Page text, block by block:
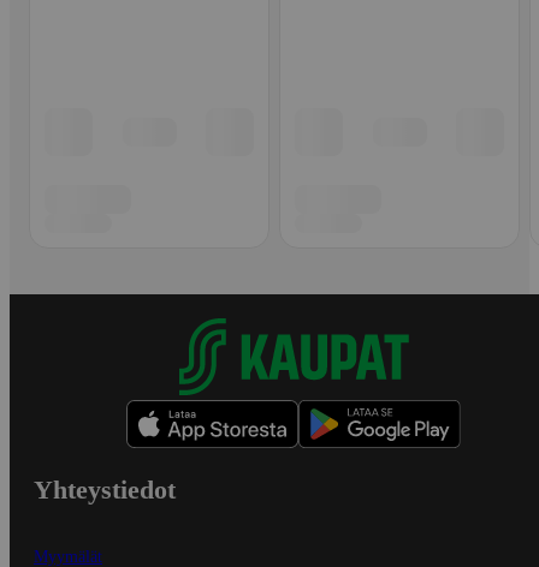
Yhteystiedot
Myymälät